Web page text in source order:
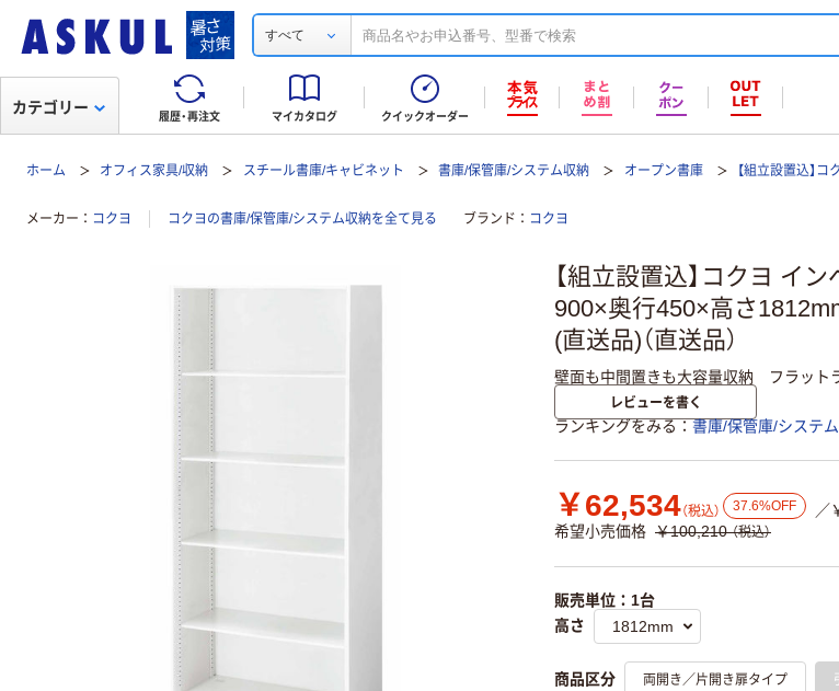
すべて
履歴・再注文 マイカタログ クイックオーダー
カテゴリー
ホーム オフィス家具/収納 スチール書庫/キャビネット 書庫/保管庫/システム収納 オープン書庫 【組立設置込】
メーカー コクヨ コクヨの書庫/保管庫/システム収納を全て見る ブランド コクヨ
【組立設置込】コクヨ イ
900×奥行450×高さ
(直送品)（直送品）
壁面も中間置きも大容量収納 フラット
レビューを書く
ランキングをみる 書庫/保管庫/システ
￥62,534（税込） 37.6%OFF
／
希望小売価格 ￥100,210 （税込）
販売単位：1台
高さ
商品区分 両開き／片開き扉タイプ